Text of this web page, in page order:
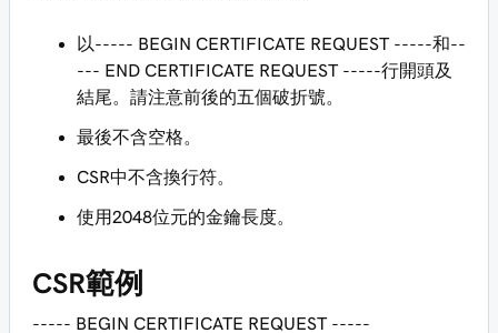
以----- BEGIN CERTIFICATE REQUEST -----和--
--- END CERTIFICATE REQUEST -----行開頭及
結尾。請注意前後的五個破折號。
最後不含空格。
CSR中不含換行符。
使用2048位元的金鑰長度。
CSR範例
----- BEGIN CERTIFICATE REQUEST -----